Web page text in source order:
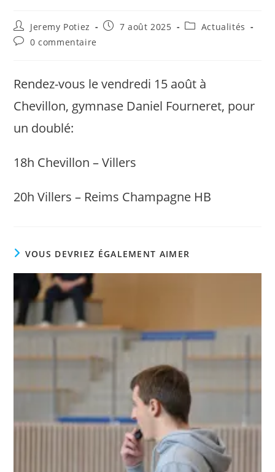
Auteur/autrice
de
la
Jeremy Potiez
Publication
7 août 2025
PostActualités
Commentaires
0 commentaire
Rendez-vous le vendredi 15 août à
Chevillon, gymnase Daniel Fourneret, pour
un doublé:
18h Chevillon – Villers
20h Villers – Reims Champagne HB
VOUS DEVRIEZ ÉGALEMENT AIMER